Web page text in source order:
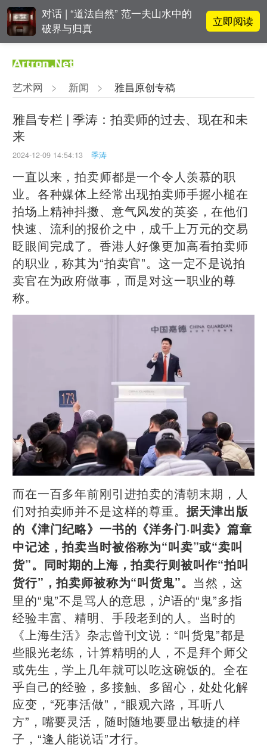
对话 | “道法自然” 范一夫山水中的
破界与归真
立即阅读
科带来齐白石研究新突破
态的十年
艺术网 > 新闻 > 雅昌原创专稿
雅昌专栏 | 季涛：拍卖师的过去、现在和未
来
2024-12-09 14:54:13 季涛
一直以来，拍卖师都是一个令人羡慕的职
业。各种媒体上经常出现拍卖师手握小槌在
拍场上精神抖擞、意气风发的英姿，在他们
快速、流利的报价之中，成千上万元的交易
眨眼间完成了。香港人好像更加高看拍卖师
的职业，称其为“拍卖官”。这一定不是说拍
卖官在为政府做事，而是对这一职业的尊
称。
而在一百多年前刚引进拍卖的清朝末期，人
们对拍卖师并不是这样的尊重。 据天津出版
的《津门纪略》一书的《洋务门·叫卖》篇章
中记述，拍卖当时被俗称为“叫卖”或“卖叫
货”。 同时期的上海，拍卖行则被叫作“拍叫
货行”，拍卖师被称为“叫货鬼”。 当然，这
里的“鬼”不是骂人的意思，沪语的“鬼”多指
经验丰富、精明、手段老到的人。当时的
《上海生活》杂志曾刊文说：“叫货鬼”都是
些眼光老练，计算精明的人，不是拜个师父
或先生，学上几年就可以吃这碗饭的。全在
乎自己的经验，多接触、多留心，处处化解
应变，“死事活做”，“眼观六路，耳听八
方”，嘴要灵活，随时随地要显出敏捷的样
子，“逢人能说话”才行。